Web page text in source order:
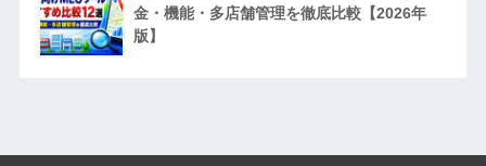
金・機能・多店舗管理を徹底比較【2026年
版】